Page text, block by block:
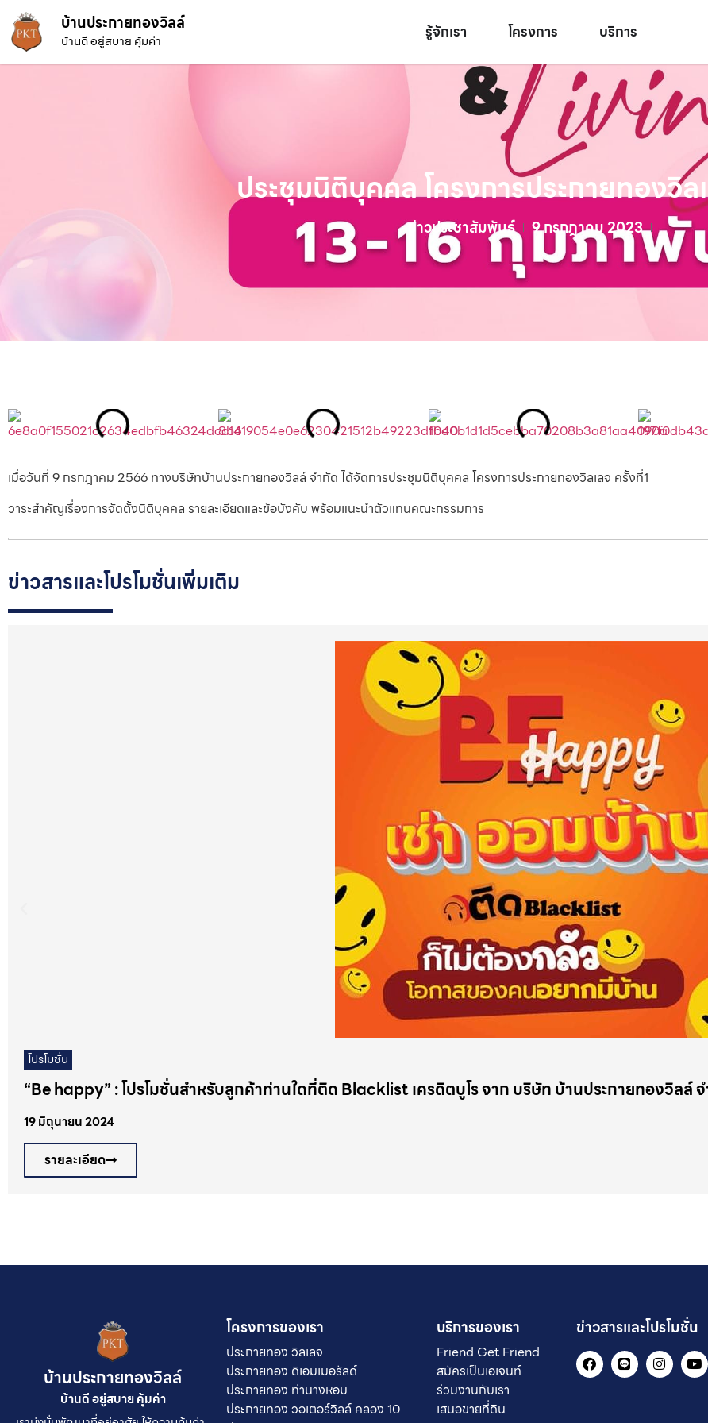
บ้านประกายทองวิลล์
บ้านดี อยู่สบาย คุ้มค่า รู้จักเรา โครงการ บริการ
ประชุมนิติบุคคล โครงการประกายทองวิล
ข่าวประชาสัมพันธ์ 9 กรกฎาคม 2023
เมื่อวันที่ 9 กรกฎาคม 2566 ทางบริษัทบ้านประกายทองวิลล์ จำกัด ได้จัดการประชุมนิติบุคคล โครงการประกายทองวิลเลจ ครั้งที่1
วาระสำคัญเรื่องการจัดตั้งนิติบุคคล รายละเอียดและข้อบังคับ พร้อมแนะนำตัวแทนคณะกรรมการ
ข่าวสารและโปรโมชั่นเพิ่มเติม
โปรโมชั่น
“Be happy” : โปรโมชั่นสำหรับลูกค้าท่านใดที่ติด Blacklist เครดิตบูโร จาก บริษัท บ้านประกายทองวิลล์
19 มิถุนายน 2024
รายละเอียด
บ้านประกายทองวิลล์
บ้านดี อยู่สบาย คุ้มค่า
โครงการของเรา
ประกายทอง วิลเลจ
ประกายทอง ดิเอมเมอรัลด์
ประกายทอง ท่านางหอม
ประกายทอง วอเตอร์วิลล์ คลอง 10
บริการของเรา
Friend Get Friend
สมัครเป็นเอเจนท์
ร่วมงานกับเรา
เสนอขายที่ดิน
ข่าวสารและโปรโมชั่น